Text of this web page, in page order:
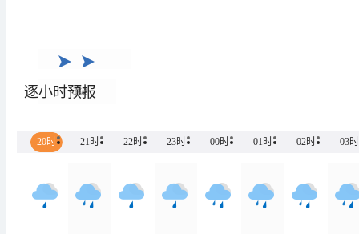
<3级
逐小时预报
20时 21时 22时 23时 00时 01时 02时 03时